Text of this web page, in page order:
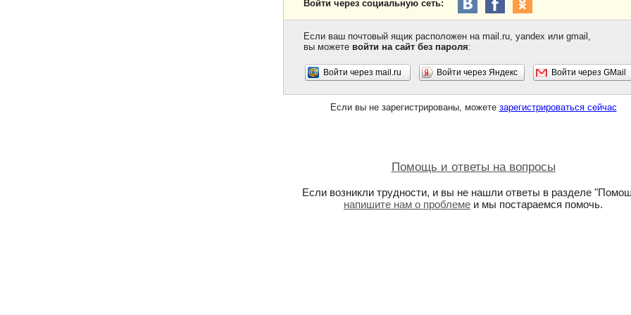
Войти через социальную сеть:
Если ваш почтовый ящик расположен на mail.ru, yandex или gmail,
вы можете войти на сайт без пароля:
Войти через mail.ru Войти через Яндекс Войти через GMail
Если вы не зарегистрированы, можете зарегистрироваться сейчас
Помощь и ответы на вопросы
Если возникли трудности, и вы не нашли ответы в разделе
напишите нам о проблеме и мы постараемся помочь.